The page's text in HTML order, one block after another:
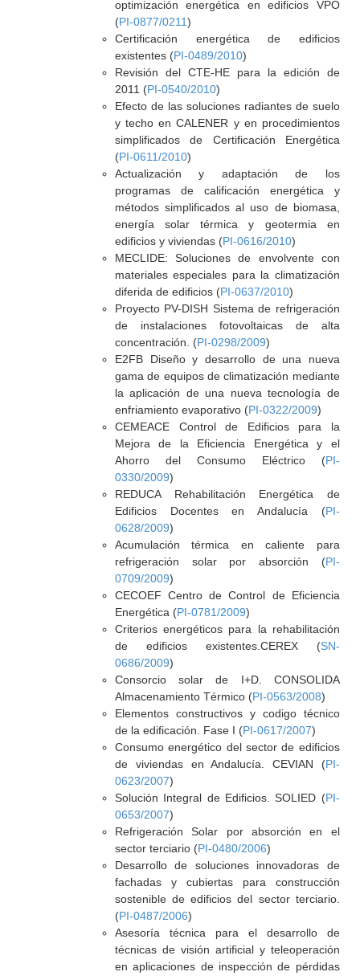
optimización energética en edificios VPO
(PI-0877/0211)
Certificación energética de edificios
existentes (PI-0489/2010)
Revisión del CTE-HE para la edición de
2011 (PI-0540/2010)
Efecto de las soluciones radiantes de suelo
y techo en CALENER y en procedimientos
simplificados de Certificación Energética
(PI-0611/2010)
Actualización y adaptación de los
programas de calificación energética y
métodos simplificados al uso de biomasa,
energía solar térmica y geotermia en
edificios y viviendas (PI-0616/2010)
MECLIDE: Soluciones de envolvente con
materiales especiales para la climatización
diferida de edificios (PI-0637/2010)
Proyecto PV-DISH Sistema de refrigeración
de instalaciones fotovoltaicas de alta
concentración. (PI-0298/2009)
E2FB Diseño y desarrollo de una nueva
gama de equipos de climatización mediante
la aplicación de una nueva tecnología de
enfriamiento evaporativo (PI-0322/2009)
CEMEACE Control de Edificios para la
Mejora de la Eficiencia Energética y el
Ahorro del Consumo Eléctrico (PI-
0330/2009)
REDUCA Rehabilitación Energética de
Edificios Docentes en Andalucía (PI-
0628/2009)
Acumulación térmica en caliente para
refrigeración solar por absorción (PI-
0709/2009)
CECOEF Centro de Control de Eficiencia
Energética (PI-0781/2009)
Criterios energéticos para la rehabilitación
de edificios existentes.CEREX (SN-
0686/2009)
Consorcio solar de I+D. CONSOLIDA
Almacenamiento Térmico (PI-0563/2008)
Elementos constructivos y codigo técnico
de la edificación. Fase I (PI-0617/2007)
Consumo energético del sector de edificios
de viviendas en Andalucía. CEVIAN (PI-
0623/2007)
Solución Integral de Edificios. SOLIED (PI-
0653/2007)
Refrigeración Solar por absorción en el
sector terciario (PI-0480/2006)
Desarrollo de soluciones innovadoras de
fachadas y cubiertas para construcción
sostenible de edificios del sector terciario.
(PI-0487/2006)
Asesoría técnica para el desarrollo de
técnicas de visión artificial y teleoperación
en aplicaciones de inspección de pérdidas